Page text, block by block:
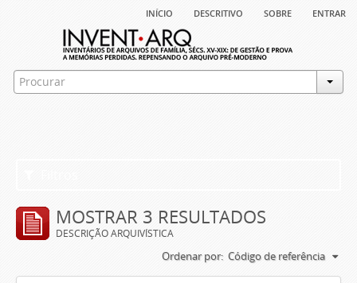
início descritivo sobre entrar
MOSTRAR 3 RESULTADOS
DESCRIÇÃO ARQUIVÍSTICA
Ordenar por: Código de referência